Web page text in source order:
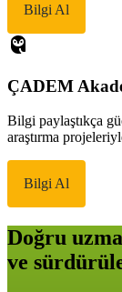
Bilgi Al
ÇADEM
Bilgi paylaştıkça
araştırma
Bilgi Al
Doğru
ve